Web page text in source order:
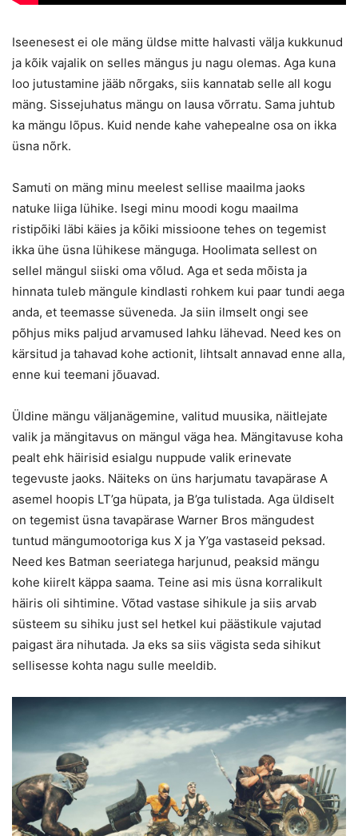
Iseenesest ei ole mäng üldse mitte halvasti välja kukkunud
ja kõik vajalik on selles mängus ju nagu olemas. Aga kuna
loo jutustamine jääb nõrgaks, siis kannatab selle all kogu
mäng. Sissejuhatus mängu on lausa võrratu. Sama juhtub
ka mängu lõpus. Kuid nende kahe vahepealne osa on ikka
üsna nõrk.
Samuti on mäng minu meelest sellise maailma jaoks
natuke liiga lühike. Isegi minu moodi kogu maailma
ristipõiki läbi käies ja kõiki missioone tehes on tegemist
ikka ühe üsna lühikese mänguga. Hoolimata sellest on
sellel mängul siiski oma võlud. Aga et seda mõista ja
hinnata tuleb mängule kindlasti rohkem kui paar tundi aega
anda, et teemasse süveneda. Ja siin ilmselt ongi see
põhjus miks paljud arvamused lahku lähevad. Need kes on
kärsitud ja tahavad kohe actionit, lihtsalt annavad enne alla,
enne kui teemani jõuavad.
Üldine mängu väljanägemine, valitud muusika, näitlejate
valik ja mängitavus on mängul väga hea. Mängitavuse koha
pealt ehk häirisid esialgu nuppude valik erinevate
tegevuste jaoks. Näiteks on üns harjumatu tavapärase A
asemel hoopis LT’ga hüpata, ja B’ga tulistada. Aga üldiselt
on tegemist üsna tavapärase Warner Bros mängudest
tuntud mängumootoriga kus X ja Y’ga vastaseid peksad.
Need kes Batman seeriatega harjunud, peaksid mängu
kohe kiirelt käppa saama. Teine asi mis üsna korralikult
häiris oli sihtimine. Võtad vastase sihikule ja siis arvab
süsteem su sihiku just sel hetkel kui päästikule vajutad
paigast ära nihutada. Ja eks sa siis vägista seda sihikut
sellisesse kohta nagu sulle meeldib.